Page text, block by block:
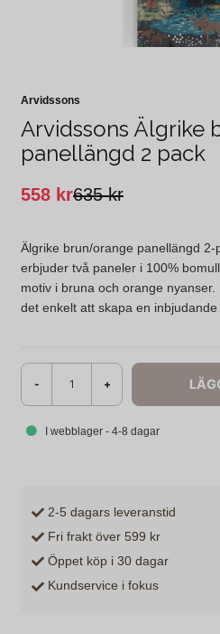
Arvidssons
Arvidssons Älgrike
panellängd 2 pack
635 kr
558 kr
Älgrike brun/orange panellängd 2-
erbjuder två paneler i 100%
motiv i bruna och orange
det enkelt att skapa en inbjudande
- +
I webblager - 4-8 dagar
2-5 dagars leveranstid
Fri frakt över 599 kr
Öppet köp i 30 dagar
Kundservice i fokus